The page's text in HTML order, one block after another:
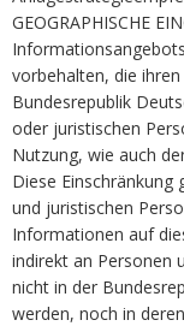
GEOGRAPHISCHE
vorbehalten, die
Bundesrepublik
oder juristischen
Nutzung, wie auch
Diese Einschränkung
und juristischen
Informationen auf
indirekt an Personen
nicht in der
werden, noch in